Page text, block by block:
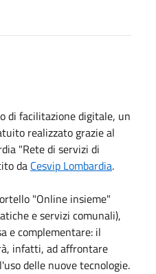
di facilitazione digitale, un
realizzato grazie al
"Rete di servizi di
da Cesvip Lombardia.
"Online insieme"
e servizi comunali),
e complementare: il
infatti, ad affrontare
delle nuove tecnologie.